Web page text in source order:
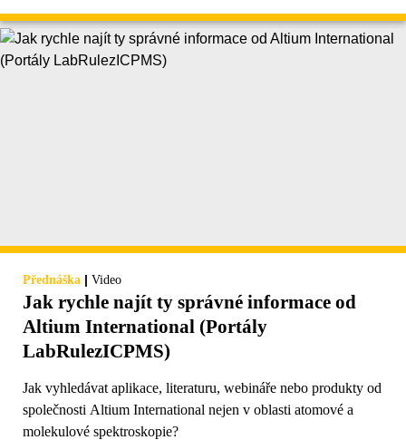
Přednáška | Video
Jak rychle najít ty správné informace od
Altium International (Portály
LabRulezICPMS)
Jak vyhledávat aplikace, literaturu, webináře nebo produkty od
společnosti Altium International nejen v oblasti atomové a
molekulové spektroskopie?